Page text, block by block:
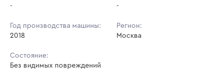
-
-
Год производства машины:
2018
Регион:
Москва
Состояние:
Без видимых повреждений